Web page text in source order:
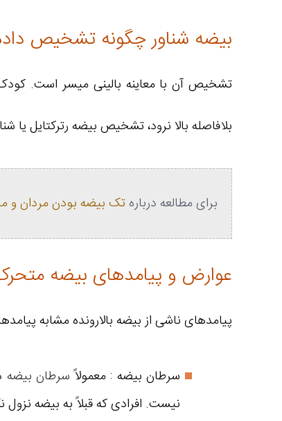
بیضه شناور چگونه تشخیص
تشخیص آن با معاینه بالینی میسر است. کودک
بلافاصله بالا نرود، تشخیص بیضه رترکتایل یا
برای مطالعه دربارهتک بیضه بودن مردان و
عوارض و پیامدهای بیضه
پیامدهای ناشی از بیضه بالارونده مشابه
سرطان بیضه : معمولاً سرطان بیضه
نیست. افرادی که قبلاً به بیضه نزول